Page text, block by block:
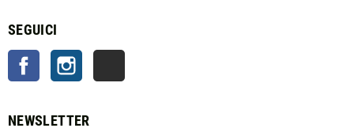
SEGUICI
FacebookInstagram
NEWSLETTER